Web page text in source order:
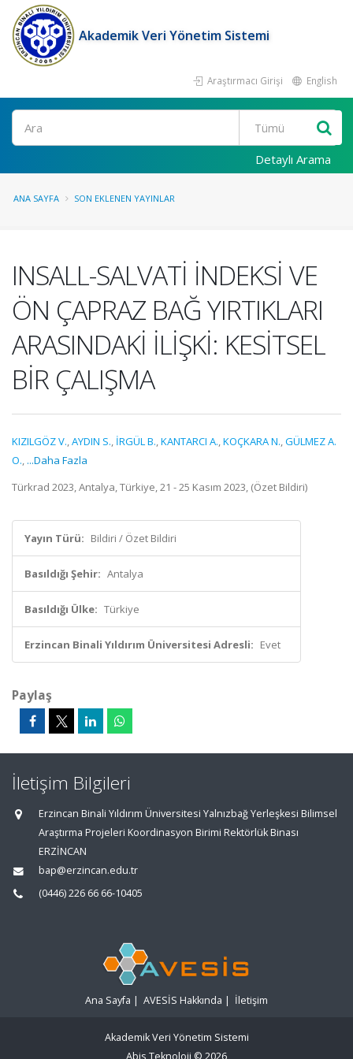
Akademik Veri Yönetim Sistemi
Araştırmacı Girişi English
Ara
Detaylı Arama
ANA SAYFA SON EKLENEN YAYINLAR
INSALL-SALVATİ İNDEKSİ VE
ÖN ÇAPRAZ BAĞ YIRTIKLARI
ARASINDAKİ İLİŞKİ: KESİTSEL
BİR ÇALIŞMA
KIZILGÖZ V.,AYDIN S., İRGÜL B.,KANTARCI A.,KOÇKARA N.,GÜLMEZ A.
O., ...Daha Fazla
Türkrad 2023, Antalya, Türkiye, 21 - 25 Kasım 2023, (Özet Bildiri)
Yayın Türü: Bildiri / Özet Bildiri
Basıldığı Şehir: Antalya
Basıldığı Ülke: Türkiye
Erzincan Binali Yıldırım Üniversitesi Adresli: Evet
Paylaş
İletişim Bilgileri
Erzincan Binali Yıldırım Üniversitesi Yalnızbağ Yerleşkesi Bilimsel
Araştırma Projeleri Koordinasyon Birimi Rektörlük Binası
ERZİNCAN
bap@erzincan.edu.tr
(0446) 226 66 66-10405
Ana Sayfa | AVESİS Hakkında | İletişim
Akademik Veri Yönetim Sistemi
Abis Teknoloji © 2026